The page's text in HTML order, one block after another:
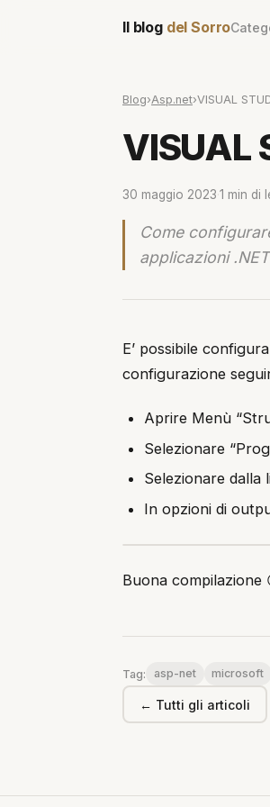
Il blog del Sorro
Blog›Asp.net›VISUAL
VISUAL
30 maggio 2023 1 min di
Come
applicazioni .NET
E’ possibile
configurazione
Aprire Menù
Selezionare
Selezionare dalla
In opzioni di
Buona compilazione
Tag: asp-net microsoft
← Tutti gli articoli